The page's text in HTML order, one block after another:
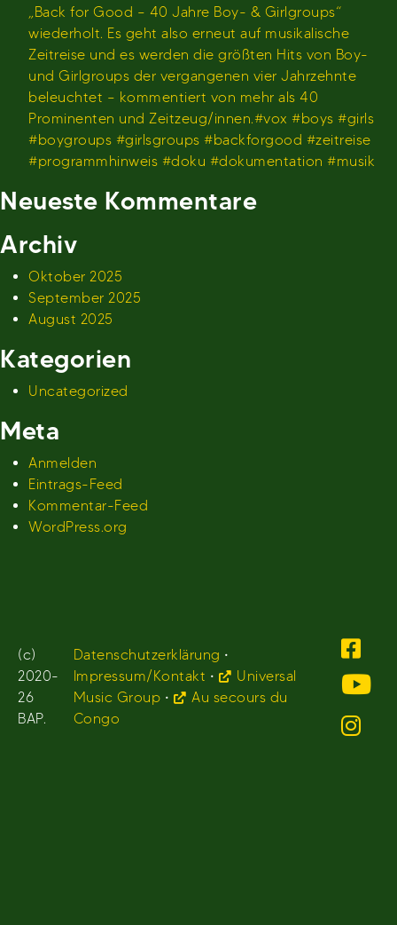
„Back for Good – 40 Jahre Boy- & Girlgroups“
wiederholt. Es geht also erneut auf musikalische
Zeitreise und es werden die größten Hits von Boy-
und Girlgroups der vergangenen vier Jahrzehnte
beleuchtet – kommentiert von mehr als 40
Prominenten und Zeitzeug/innen.#vox #boys #girls
#boygroups #girlsgroups #backforgood #zeitreise
#programmhinweis #doku #dokumentation #musik
Neueste Kommentare
Archiv
Oktober 2025
September 2025
August 2025
Kategorien
Uncategorized
Meta
Anmelden
Eintrags-Feed
Kommentar-Feed
WordPress.org
(c)
2020-
26
BAP.
Datenschutzerklärung •
Impressum/Kontakt •
Universal
Music Group •
Au secours du
Congo